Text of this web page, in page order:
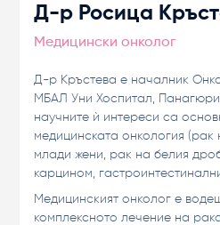
Д-р Росица
Медицински онколог
Д-р Кръстева е началник
МБАЛ Уни Хоспитал,
научните ѝ интереси са
медицинската онкология
млади жени, рак на белия
карцином,
Медицинският онколог е
комплексното лечение на